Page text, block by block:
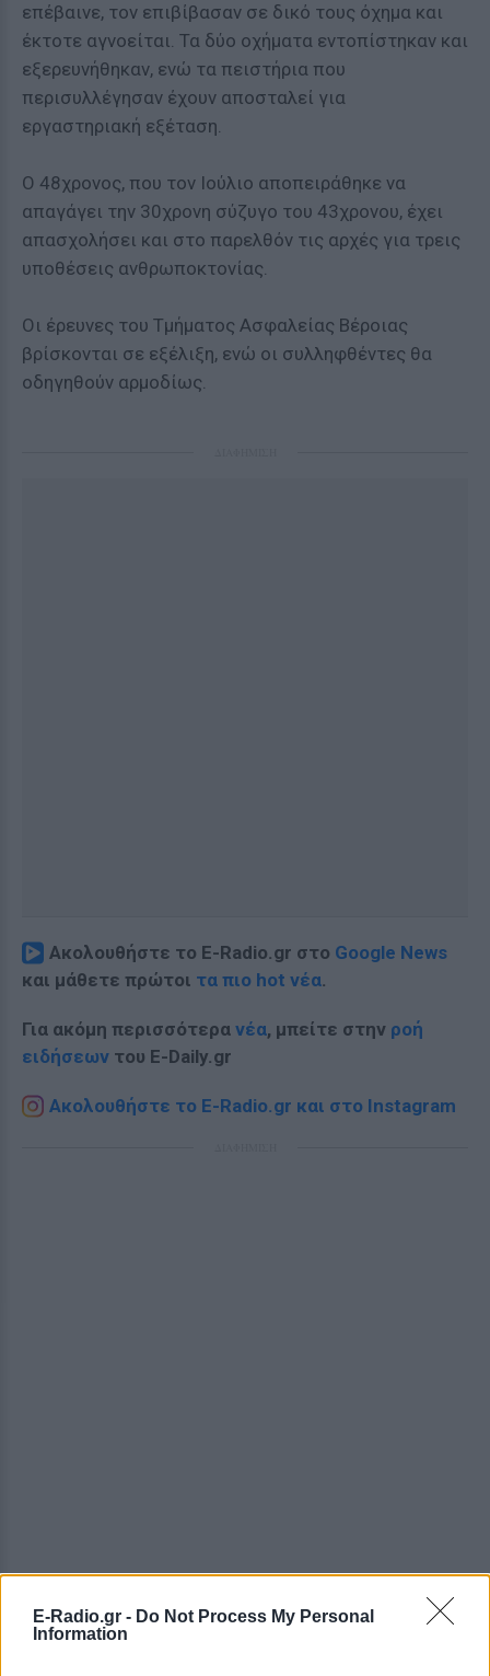
E-Radio.gr - Do Not Process My Personal
Information
επέβαινε, τον επιβίβασαν σε δικό τους όχημα και
έκτοτε αγνοείται. Τα δύο οχήματα εντοπίστηκαν και
εξερευνήθηκαν, ενώ τα πειστήρια που
περισυλλέγησαν έχουν αποσταλεί για
εργαστηριακή εξέταση.
Ο 48χρονος, που τον Ιούλιο αποπειράθηκε να
απαγάγει την 30χρονη σύζυγο του 43χρονου, έχει
απασχολήσει και στο παρελθόν τις αρχές για τρεις
υποθέσεις ανθρωποκτονίας.
Οι έρευνες του Τμήματος Ασφαλείας Βέροιας
βρίσκονται σε εξέλιξη, ενώ οι συλληφθέντες θα
οδηγηθούν αρμοδίως.
Ακολουθήστε το E-Radio.gr στο Google News
και μάθετε πρώτοι τα πιο hot νέα.
Για ακόμη περισσότερα νέα, μπείτε στην ροή
ειδήσεων του E-Daily.gr
Ακολουθήστε το E-Radio.gr και στο Instagram